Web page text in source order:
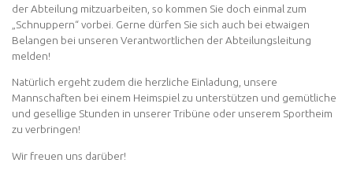
der Abteilung mitzuarbeiten, so kommen Sie doch einmal zum
„Schnuppern“ vorbei. Gerne dürfen Sie sich auch bei etwaigen
Belangen bei unseren Verantwortlichen der Abteilungsleitung
melden!
Natürlich ergeht zudem die herzliche Einladung, unsere
Mannschaften bei einem Heimspiel zu unterstützen und gemütliche
und gesellige Stunden in unserer Tribüne oder unserem Sportheim
zu verbringen!
Wir freuen uns darüber!